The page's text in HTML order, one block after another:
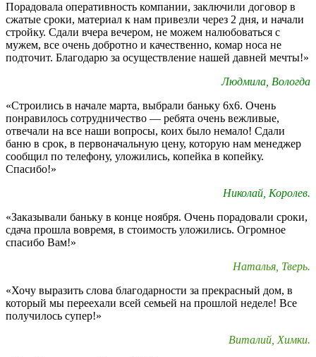
Порадовала оперативность компании, заключили договор в
сжатые сроки, материал к нам привезли через 2 дня, и начали
стройку. Сдали вчера вечером, не можем налюбоваться с
мужем, все очень добротно и качественно, комар носа не
подточит. Благодарю за осуществление нашей давней мечты!»
Людмила, Вологда
«Строились в начале марта, выбрали баньку 6х6. Очень
понравилось сотрудничество — ребята очень вежливые,
отвечали на все наши вопросы, коих было немало! Сдали
баню в срок, в первоначальную цену, которую нам менеджер
сообщил по телефону, уложились, копейка в копейку.
Спасибо!»
Николай, Королев.
«Заказывали баньку в конце ноября. Очень порадовали сроки,
сдача прошла вовремя, в стоимость уложились. Огромное
спасибо Вам!»
Наталья, Тверь.
«Хочу выразить слова благодарности за прекрасный дом, в
который мы переехали всей семьей на прошлой неделе! Все
получилось супер!»
Виталий, Химки.